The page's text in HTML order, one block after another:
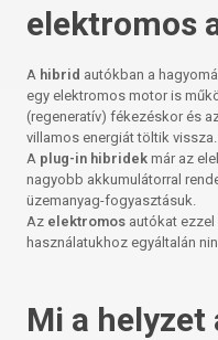
elektromos
A hibrid autókban a
egy elektromos motor is
(regeneratív) fékezéskor és
villamos energiát töltik vissza.
A plug-in hibridek már az
nagyobb akkumulátorral
üzemanyag-fogyasztásuk.
Az elektromos autókat
használatukhoz egyáltalán
Mi a helyzet